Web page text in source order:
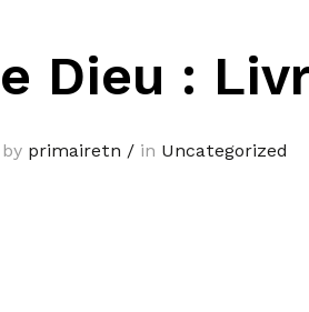
Dieu :
by primairetn / in Uncategorized